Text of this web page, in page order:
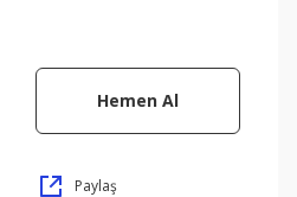
Hemen Al
Paylaş